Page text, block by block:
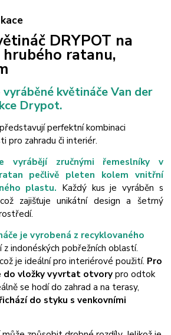
DRYPOT na
ratanu,
vyráběné květináče Van der
Drypot.
perfektní kombinaci
pro zahradu či interiér.
vyrábějí zručnými řemeslníky v
pečlivě pleten kolem vnitřní
plastu. Každý kus je vyráběn s
zajišťuje unikátní design a šetrný
je vyrobená z recyklovaného
z indonéských pobřežních oblastí.
je ideální pro interiérové použití. Pro
do vložky vyvrtat otvorypro odtok
se hodí do zahrad a na terasy,
do styku s venkovními